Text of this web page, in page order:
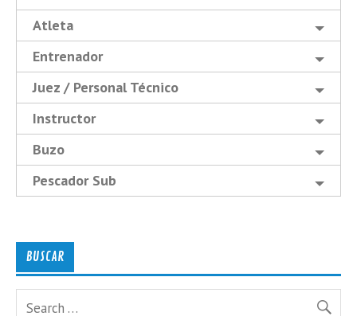
Atleta
Entrenador
Juez / Personal Técnico
Instructor
Buzo
Pescador Sub
BUSCAR